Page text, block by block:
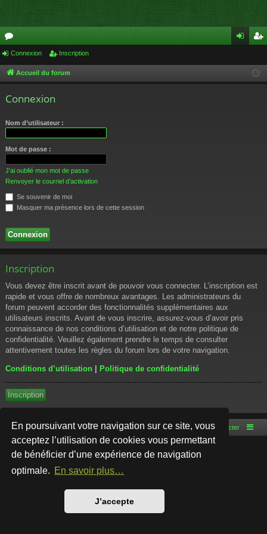
En poursuivant votre navigation sur ce site, vous
acceptez l’utilisation de cookies vous permettant
de bénéficier d’une expérience de navigation
optimale. En savoir plus…
J’accepte
or
u cri
Connexion Inscription
Accueil du forum
Connexion
Nom d’utilisateur :
Mot de passe :
J’ai oublié mon mot de passe
Renvoyer le courriel d’activation
Se souvenir de moi
Masquer ma présence lors de cette session
Inscription
Vous devez être inscrit avant de pouvoir vous connecter. L’inscription est
rapide et vous offre de nombreux avantages. Les administrateurs du
forum peuvent accorder des fonctionnalités supplémentaires aux
utilisateurs inscrits. Avant de vous inscrire, assurez-vous d’avoir pris
connaissance de nos conditions d’utilisation et de notre politique de
confidentialité. Veuillez également prendre le temps de consulter
attentivement toutes les règles du forum lors de votre navigation.
Conditions d’utilisation | Politique de confidentialité
Inscription
Accueil du forum Nous contacter
Développé parphpBB® Forum Software © phpBB Limited
Style par
Traduction française officielle